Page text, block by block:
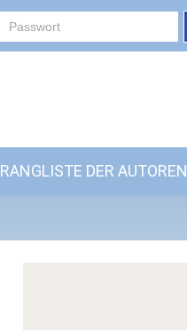
RANGLISTE DER AUTOREN